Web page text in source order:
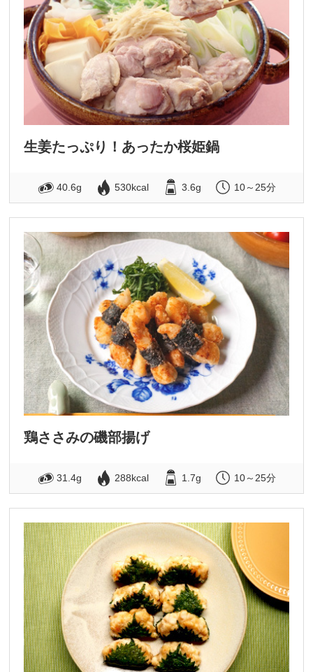
生姜たっぷり！あったか桜姫鍋
40.6g 530kcal 3.6g 10～25分
鶏ささみの磯部揚げ
31.4g 288kcal 1.7g 10～25分